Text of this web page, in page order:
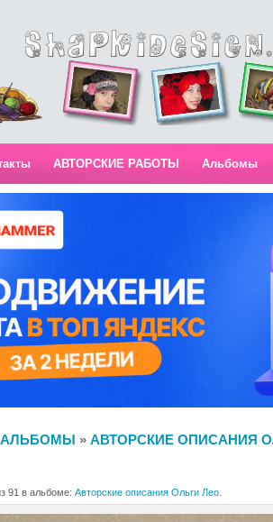
АВТОРСКИЕ РАБОТЫ Альбомы
АЛЬБОМЫ » АВТОРСКИЕ ОПИСАНИЯ
91 в альбоме: Авторские описания Ольги Лео.